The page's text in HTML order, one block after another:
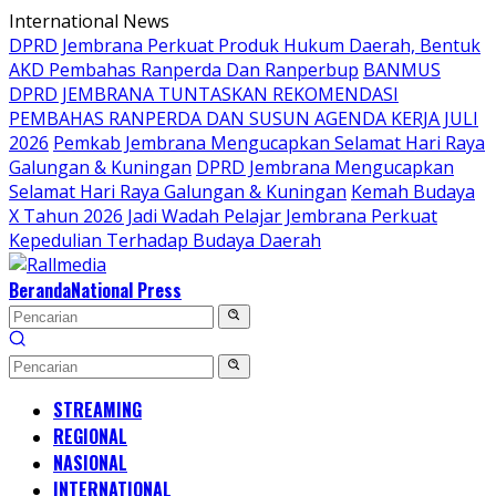
Langsung
ke
konten
International News
DPRD Jembrana Perkuat Produk Hukum Daerah, Bentuk
AKD Pembahas Ranperda Dan Ranperbup BANMUS
DPRD JEMBRANA TUNTASKAN REKOMENDASI
PEMBAHAS RANPERDA DAN SUSUN AGENDA KERJA JULI
2026 Pemkab Jembrana Mengucapkan Selamat Hari Raya
Galungan & Kuningan DPRD Jembrana Mengucapkan
Selamat Hari Raya Galungan & Kuningan Kemah Budaya
X Tahun 2026 Jadi Wadah Pelajar Jembrana Perkuat
Kepedulian Terhadap Budaya Daerah
BerandaNational Press
STREAMING
REGIONAL
NASIONAL
INTERNATIONAL